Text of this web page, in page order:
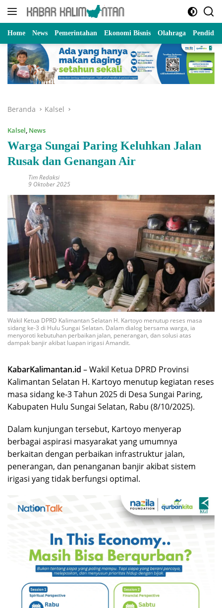
Langsung
Home News Pemerintahan Ekonomi Bisnis Olahraga
Beranda Kalsel
Kalsel, News
Warga Sungai Paring Keluhkan Jalan
Rusak dan Genangan Air
Tim Redaksi
9 Oktober 2025
Wakil Ketua DPRD Kalimantan Selatan H. Kartoyo menutup reses masa
sidang ke-3 di Hulu Sungai Selatan. Dalam dialog bersama warga, ia
menyoroti kebutuhan perbaikan jalan, penerangan, dan solusi atas
dampak banjir akibat luapan irigasi Amandit.
KabarKalimantan.id – Wakil Ketua DPRD Provinsi
Kalimantan Selatan H. Kartoyo menutup kegiatan reses
masa sidang ke-3 Tahun 2025 di Desa Sungai Paring,
Kabupaten Hulu Sungai Selatan, Rabu (8/10/2025).
Dalam kunjungan tersebut, Kartoyo menyerap
berbagai aspirasi masyarakat yang umumnya
berkaitan dengan perbaikan infrastruktur jalan,
penerangan, dan penanganan banjir akibat sistem
irigasi yang tidak berfungsi optimal.